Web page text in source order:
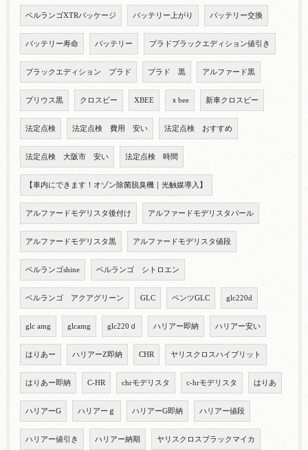
ベルランゴXTRパッケージ バッテリー上がり バッテリー交換
バッテリー寿命 バッテリー プラドブラックエディション値引き
ブラックエディション プラド プラド 黒 アルファード黒
プリウス黒 クロスビー XBEE ｘbee 新車クロスビー
法定点検 法定点検 費用 安い 法定点検 おすすめ
法定点検 大阪市 安い 法定点検 時間
【車内にできます！オゾン除菌脱臭機｜光触媒導入】
アルファードモデリスタ後付け アルファードモデリスタパール
アルファードモデリスタ黒 アルファードモデリスタ値段
ベルランゴshine ベルランゴ シトロエン
ベルランゴ アクアグリーン GLC ベンツGLC glc220d
glc amg glcamg glc220ｄ ハリアー即納 ハリアー安い
はりあー ハリアーZ即納 CHR ヤリスクロスハイブリット
はりあー即納 C-HR chrモデリスタ c-hrモデリスタ はりあ
ハリアーG ハリアーｇ ハリアーG即納 ハリアー値段
ハリアー値引き ハリアー納期 ヤリスクロスブラックマイカ